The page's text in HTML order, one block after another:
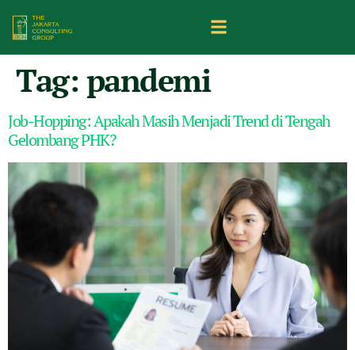
Tag: pandemi
Job-Hopping: Apakah Masih Menjadi Trend di Tengah
Gelombang PHK?